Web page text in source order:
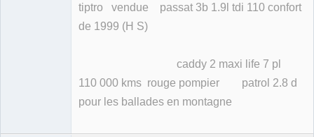
tiptro vendue passat 3b 1.9l tdi 110 confort
de 1999 (H S)
caddy 2 maxi life 7 pl
110 000 kms rouge pompier patrol 2.8 d
pour les ballades en montagne